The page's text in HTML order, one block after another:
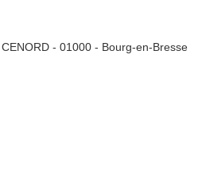
- 01000 - Bourg-en-Bresse